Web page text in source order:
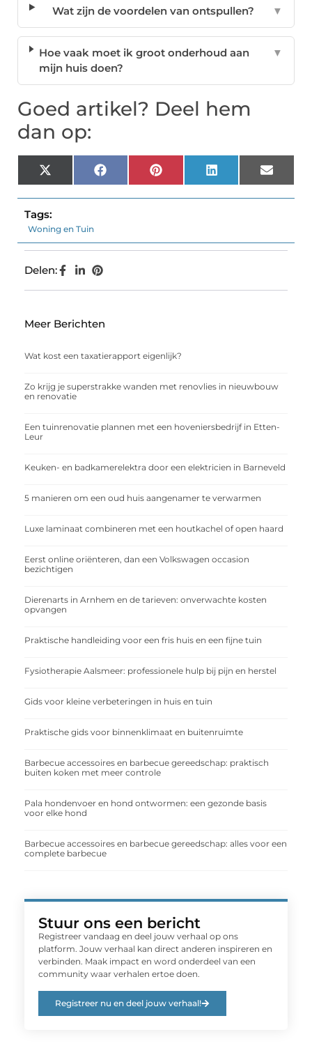
Wat zijn de voordelen van ontspullen? ▼
Hoe vaak moet ik groot onderhoud aan
mijn huis doen?
▼
Goed artikel? Deel hem
dan op:
X
(Twitter)
FacebookPinterest LinkedIn Email
Tags:
Woning en Tuin
Delen:
Meer Berichten
Wat kost een taxatierapport eigenlijk?
Zo krijg je superstrakke wanden met renovlies in nieuwbouw
en renovatie
Een tuinrenovatie plannen met een hoveniersbedrijf in Etten-
Leur
Keuken- en badkamerelektra door een elektricien in Barneveld
5 manieren om een oud huis aangenamer te verwarmen
Luxe laminaat combineren met een houtkachel of open haard
Eerst online oriënteren, dan een Volkswagen occasion
bezichtigen
Dierenarts in Arnhem en de tarieven: onverwachte kosten
opvangen
Praktische handleiding voor een fris huis en een fijne tuin
Fysiotherapie Aalsmeer: professionele hulp bij pijn en herstel
Gids voor kleine verbeteringen in huis en tuin
Praktische gids voor binnenklimaat en buitenruimte
Barbecue accessoires en barbecue gereedschap: praktisch
buiten koken met meer controle
Pala hondenvoer en hond ontwormen: een gezonde basis
voor elke hond
Barbecue accessoires en barbecue gereedschap: alles voor een
complete barbecue
Stuur ons een bericht
Registreer vandaag en deel jouw verhaal op ons
platform. Jouw verhaal kan direct anderen inspireren en
verbinden. Maak impact en word onderdeel van een
community waar verhalen ertoe doen.
Registreer nu en deel jouw verhaal!